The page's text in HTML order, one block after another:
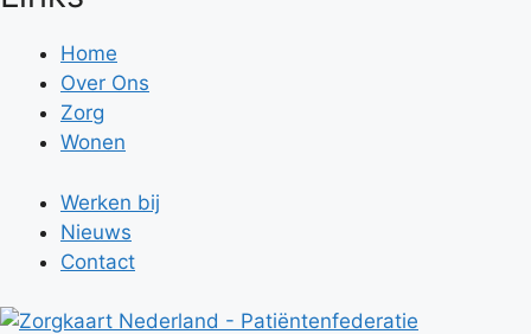
Home
Over Ons
Zorg
Wonen
Werken bij
Nieuws
Contact